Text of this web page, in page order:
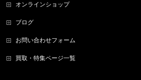
オンラインショップ
ブログ
お問い合わせフォーム
買取・特集ページ一覧